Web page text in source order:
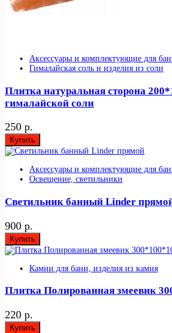
Аксессуары и комплектующие для
Гималайская соль и изделия из соли
Плитка натуральная сторона
гималайской соли
250 р.
Купить
Аксессуары и комплектующие для
Освещение, светильники
Светильник банный Linder
900 р.
Купить
Камни для бани, изделия из камня
Плитка Полированная змеевик
220 р.
Купить